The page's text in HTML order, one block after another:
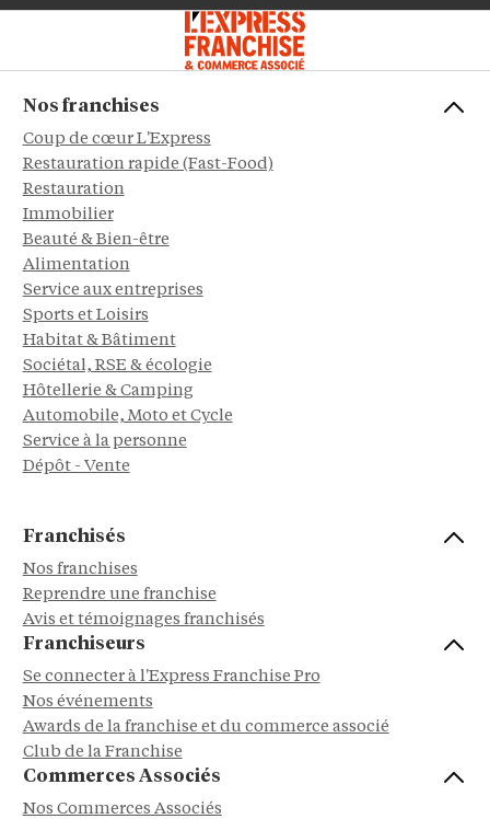
Nos franchises
Coup de cœur L'Express
Restauration rapide (Fast-Food)
Restauration
Immobilier
Beauté & Bien-être
Alimentation
Service aux entreprises
Sports et Loisirs
Habitat & Bâtiment
Sociétal, RSE & écologie
Hôtellerie & Camping
Automobile, Moto et Cycle
Service à la personne
Dépôt - Vente
Franchisés
Nos franchises
Reprendre une franchise
Avis et témoignages franchisés
Franchiseurs
Se connecter à l'Express Franchise Pro
Nos événements
Awards de la franchise et du commerce associé
Club de la Franchise
Commerces Associés
Nos Commerces Associés